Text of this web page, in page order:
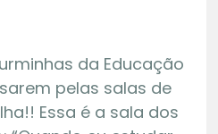
da Educação
pelas salas de
Essa é a sala dos